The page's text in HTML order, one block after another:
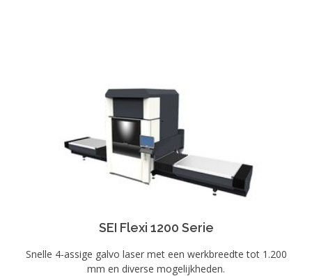
SEI Flexi 1200 Serie
Snelle 4-assige galvo laser met een werkbreedte tot 1.200
mm en diverse mogelijkheden.